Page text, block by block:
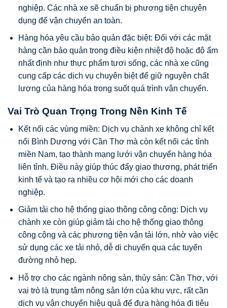
nghiệp. Các nhà xe sẽ chuẩn bị phương tiện chuyên
dụng để vận chuyển an toàn.
Hàng hóa yêu cầu bảo quản đặc biệt: Đối với các mặt
hàng cần bảo quản trong điều kiện nhiệt độ hoặc độ ẩm
nhất định như thực phẩm tươi sống, các nhà xe cũng
cung cấp các dịch vụ chuyên biệt để giữ nguyên chất
lượng của hàng hóa trong suốt quá trình vận chuyển.
Vai Trò Quan Trọng Trong Nền Kinh Tế
Kết nối các vùng miền: Dịch vụ chành xe không chỉ kết
nối Bình Dương với Cần Thơ mà còn kết nối các tỉnh
miền Nam, tạo thành mạng lưới vận chuyển hàng hóa
liên tỉnh. Điều này giúp thúc đẩy giao thương, phát triển
kinh tế và tạo ra nhiều cơ hội mới cho các doanh
nghiệp.
Giảm tải cho hệ thống giao thông công cộng: Dịch vụ
chành xe còn giúp giảm tải cho hệ thống giao thông
công cộng và các phương tiện vận tải lớn, nhờ vào việc
sử dụng các xe tải nhỏ, dễ di chuyển qua các tuyến
đường nhỏ hẹp.
Hỗ trợ cho các ngành nông sản, thủy sản: Cần Thơ, với
vai trò là trung tâm nông sản lớn của khu vực, rất cần
dịch vụ vận chuyển hiệu quả để đưa hàng hóa đi tiêu